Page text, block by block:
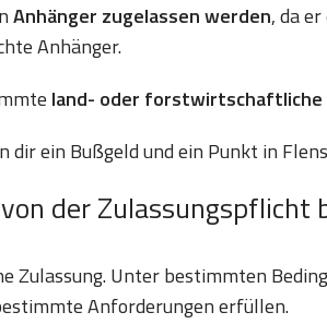
Anhänger zugelassen werden, da
Anhänger.
land- oder forstwirtschaftliche
dir ein Bußgeld und ein Punkt in
der Zulassungspflicht
Zulassung. Unter bestimmten
Anforderungen erfüllen.